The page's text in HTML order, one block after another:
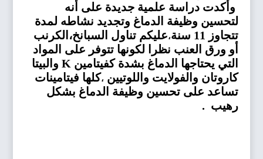
وأكدت دراسة علمية جديدة على أنه
لتحسين وظيفة الدماغ وتجديد نشاطه لمدة
تتجاوز 11 سنة
،عليكم تناول السبانخ،الكرنب
أو ورق العنب نظرا لكونها تتوفر على المواد
التي يحتاجها الدماغ بشدة كفيتامين K والبيتا
كاروتان والفولايت واللوتيين ،كلها فيتامينات
تساعد على تحسين وظيفة الدماغ بشكل
رهيب .